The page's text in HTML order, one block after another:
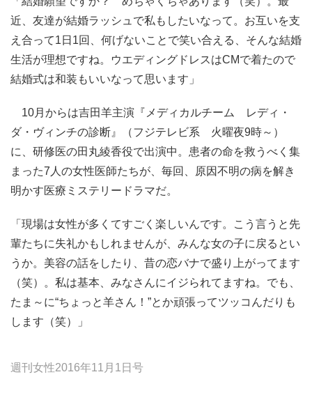
近、友達が結婚ラッシュで私もしたいなって。お互いを支
え合って1日1回、何げないことで笑い合える、そんな結婚
生活が理想ですね。ウエディングドレスはCMで着たので
結婚式は和装もいいなって思います」
10月からは吉田羊主演『メディカルチーム レディ・
ダ・ヴィンチの診断』（フジテレビ系 火曜夜9時～）
に、研修医の田丸綾香役で出演中。患者の命を救うべく集
まった7人の女性医師たちが、毎回、原因不明の病を解き
明かす医療ミステリードラマだ。
「現場は女性が多くてすごく楽しいんです。こう言うと先
輩たちに失礼かもしれませんが、みんな女の子に戻るとい
うか。美容の話をしたり、昔の恋バナで盛り上がってます
（笑）。私は基本、みなさんにイジられてますね。でも、
たま～に“ちょっと羊さん！”とか頑張ってツッコんだりも
します（笑）」
週刊女性2016年11月1日号